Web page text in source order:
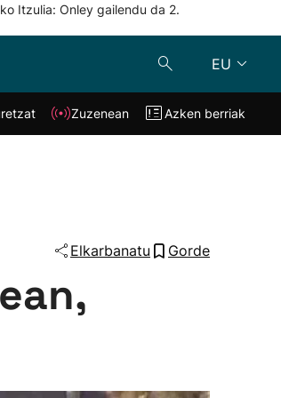
Itzulia: Onley gailendu da 2.
EU
Klisk Zuzenean
Zuzenean Azken berriak
Elkarbanatu Gorde